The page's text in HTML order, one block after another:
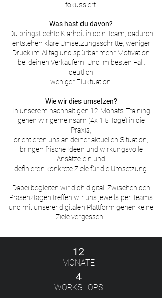
fokussiert.
Was hast du davon?
Du bringst echte Klarheit in dein Team, dadurch
entstehen klare Umsetzungsschritte, weniger
Druck im Alltag und spürbar mehr Motivation
bei deinen Verkäufern. Und im besten Fall:
deutlich
weniger Fluktuation.
Wie wir dies umsetzen?
In unserem nachhaltigen 12-Monats-Training
gehen wir gemeinsam (4x 1.5 Tage) in die
Praxis,
orientieren uns an deiner aktuellen Situation,
bringen frische Ideen und wirkungsvolle
Ansätze ein und
definieren konkrete Ziele für die Umsetzung.
Dabei begleiten wir dich digital. Zwischen den
Präsenztagen treffen wir uns jeweils per Teams
und mit unserer digitalen Plattform gehen keine
Ziele vergessen.
12
MONATE
4
WORKSHOPS